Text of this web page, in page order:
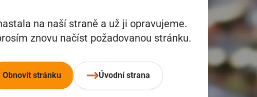
na naší straně a už ji opravujeme.
znovu načíst požadovanou stránku.
Obnovit stránku Úvodní strana